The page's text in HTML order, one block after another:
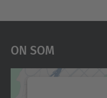
On Som